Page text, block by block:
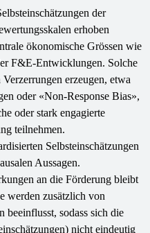
der
erhoben
ökonomische Grössen wie
F&E-Entwicklungen. Solche
erzeugen, etwa
oder «Non-Response Bias»,
oder stark engagierte
teilnehmen.
Selbsteinschätzungen
Aussagen.
an die Förderung bleibt
werden zusätzlich von
beeinflusst, sodass sich die
nicht eindeutig